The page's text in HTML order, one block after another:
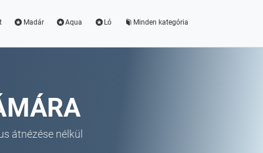
Madár Aqua Ló Minden kategória
átnézése nélkül